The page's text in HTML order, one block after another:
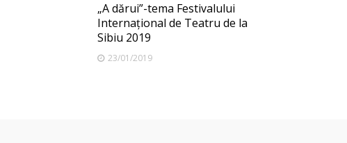
„A dărui”-tema Festivalului
Internațional de Teatru de la
Sibiu 2019
23/01/2019